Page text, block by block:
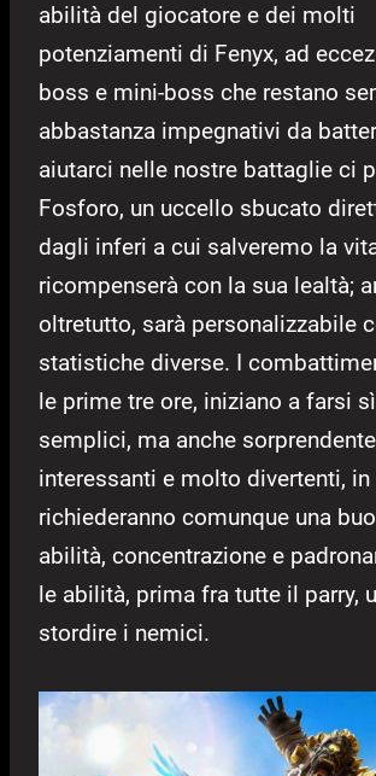
abilità del giocatore e dei molti
potenziamenti di Fenyx, ad
boss e mini-boss che restano
abbastanza impegnativi da
aiutarci nelle nostre battaglie ci
Fosforo, un uccello sbucato
dagli inferi a cui salveremo la
ricompenserà con la sua lealtà;
oltretutto, sarà personalizzabile
statistiche diverse. I
le prime tre ore, iniziano a farsi sì
semplici, ma anche
interessanti e molto divertenti, in
richiederanno comunque una
abilità, concentrazione e
le abilità, prima fra tutte il parry,
stordire i nemici.